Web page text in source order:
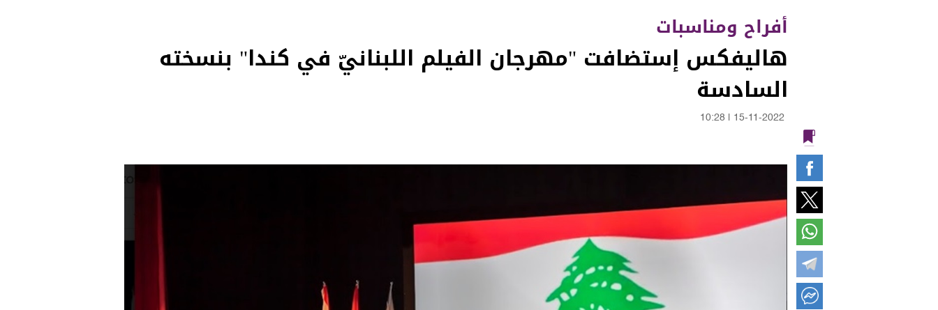
أفراح ومناسبات
هاليفكس إستضافت "مهرجان الفيلم اللبنانيّ في كندا" بنسخته
السادسة
15-11-2022
10:28